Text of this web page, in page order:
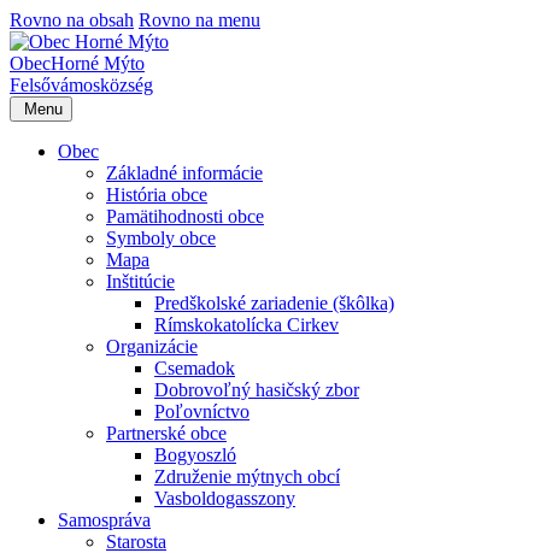
Rovno na obsah Rovno na menu
ObecHorné Mýto
Felsővámosközség
Menu
Obec
Základné informácie
História obce
Pamätihodnosti obce
Symboly obce
Mapa
Inštitúcie
Predškolské zariadenie (škôlka)
Rímskokatolícka Cirkev
Organizácie
Csemadok
Dobrovoľný hasičský zbor
Poľovníctvo
Partnerské obce
Bogyoszló
Združenie mýtnych obcí
Vasboldogasszony
Samospráva
Starosta